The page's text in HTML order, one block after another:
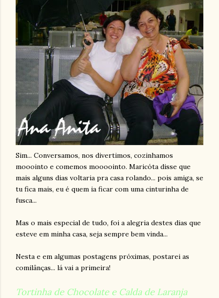
Sim... Conversamos, nos divertimos, cozinhamos
mooointo e comemos moooointo. Maricóta disse que
mais alguns dias voltaria pra casa rolando... pois amiga, se
tu fica mais, eu é quem ia ficar com uma cinturinha de
fusca...
Mas o mais especial de tudo, foi a alegria destes dias que
esteve em minha casa, seja sempre bem vinda...
Nesta e em algumas postagens próximas, postarei as
comilânças... lá vai a primeira!
Tortinha de Chocolate e Calda de Laranja